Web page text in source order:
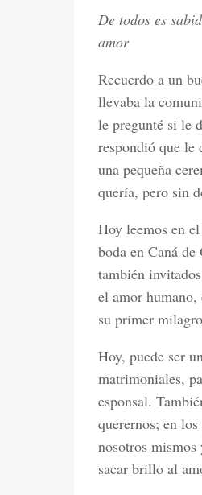
De todos es
amor
Recuerdo a un
llevaba la
le pregunté si le
respondió que le
una pequeña
quería, pero sin
Hoy leemos en
boda en Caná
también
el amor
su primer
Hoy, puede ser
matrimoniales,
esponsal.
querernos; en
nosotros mismos
sacar brillo al